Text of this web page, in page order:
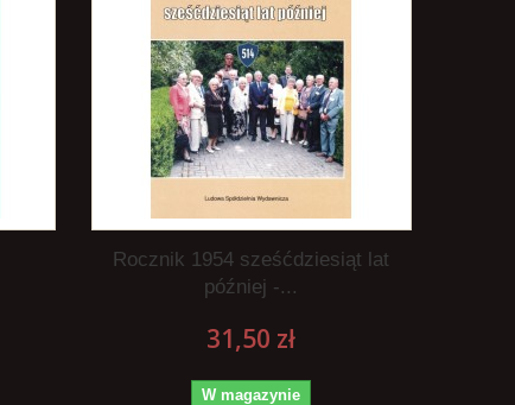
Rocznik 1954 sześćdziesiąt lat
później -...
31,50 zł
W magazynie